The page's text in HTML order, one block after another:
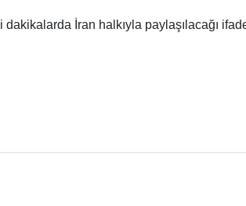
dakikalarda İran halkıyla paylaşılacağı